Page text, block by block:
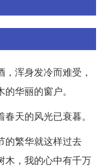
浑身发冷而难受，
华丽的窗户。
天的风光已衰暮。
的繁华就这样过去
木，我的心中有千万